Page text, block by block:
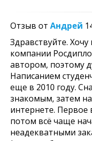
Отзыв от Андрей
Здравствуйте.
компании
автором, поэтому
Написанием
еще в 2010 году.
знакомым, затем
интернете. Первое
потом всё чаще
неадекватными